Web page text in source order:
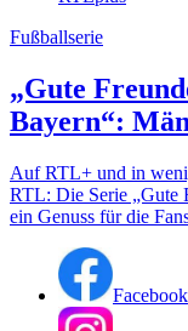
Fußballserie
„Gute
Bayern“:
Auf RTL+ und in
RTL: Die Serie „Gute
ein Genuss für die
Facebook